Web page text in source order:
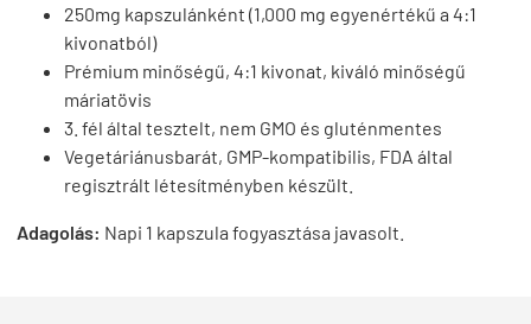
250mg kapszulánként (1,000 mg egyenértékű a 4:1
kivonatból)
Prémium minőségű, 4:1 kivonat, kiváló minőségű
máriatövis
3. fél által tesztelt, nem GMO és gluténmentes
Vegetáriánusbarát, GMP-kompatibilis, FDA által
regisztrált létesítményben készült.
Adagolás: Napi 1 kapszula fogyasztása javasolt.